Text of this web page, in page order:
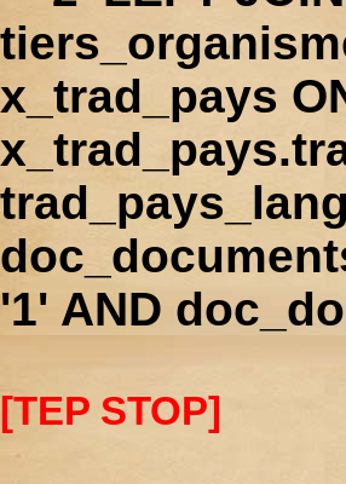
x_trad_pays
'1' AND
[TEP STOP]